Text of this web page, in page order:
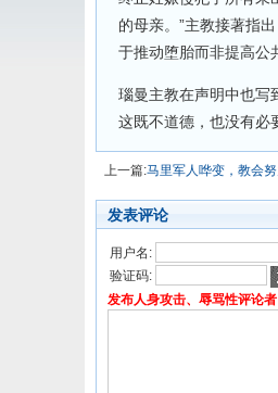
的母亲。”主教接著指
于推动堕胎而非提高公
瑙曼主教在声明中也写
这既不道德，也没有必
上一篇:马里军人哗变，教会
发表评论
用户名:
验证码:
发布人身攻击、辱骂性评论